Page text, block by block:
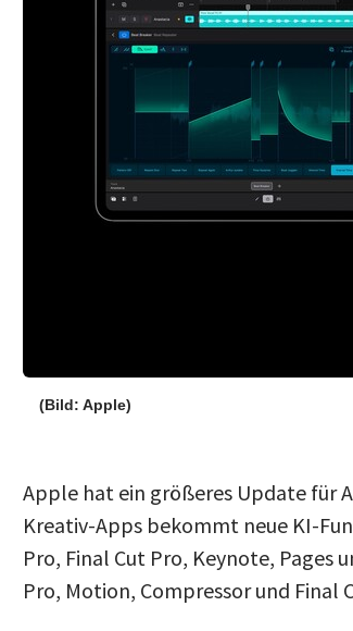
(Bild: Apple)
Apple hat ein größeres Update für
Kreativ-Apps bekommt neue KI-
Pro, Final Cut Pro, Keynote, Pages
Pro, Motion, Compressor und Final